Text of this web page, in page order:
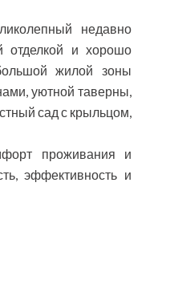
недавно
отделкой и хорошо
жилой зоны
уютной таверны,
сад с крыльцом,
проживания и
эффективность и